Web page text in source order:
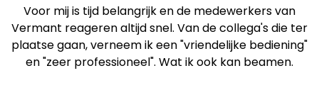
Voor mij is tijd belangrijk en de medewerkers van
Vermant reageren altijd snel. Van de collega's die ter
plaatse gaan, verneem ik een "vriendelijke bediening"
en "zeer professioneel". Wat ik ook kan beamen.